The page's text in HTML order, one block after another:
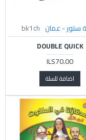
ستور - عمان bk1ch
DOUBLE QUICK
ILS70.00
اضافة للسلة